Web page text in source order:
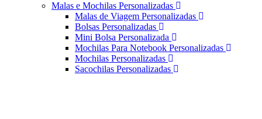
Malas e Mochilas Personalizadas
Malas de Viagem Personalizadas
Bolsas Personalizadas
Mini Bolsa Personalizada
Mochilas Para Notebook Personalizadas
Mochilas Personalizadas
Sacochilas Personalizadas